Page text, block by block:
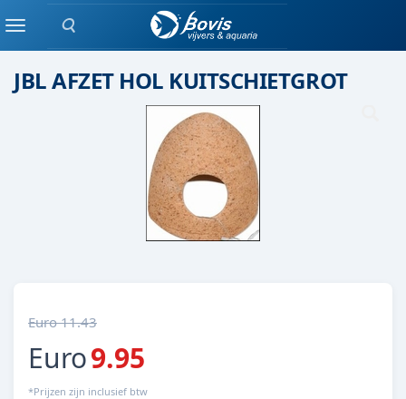
Zoeken
MenuKWEKEN
JBL AFZET HOL KUITSCHIETGROT
Euro 11.43
Euro9.95
*Prijzen zijn inclusief btw